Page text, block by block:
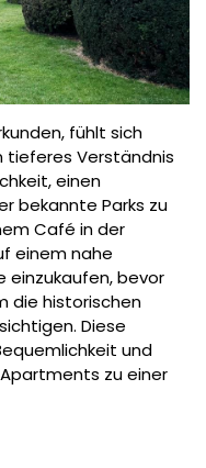
fühlt sich
tieferes Verständnis
einen
bekannte Parks zu
Café in der
einem nahe
einzukaufen, bevor
die historischen
Diese
und
zu einer